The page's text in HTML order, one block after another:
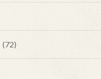
(72)